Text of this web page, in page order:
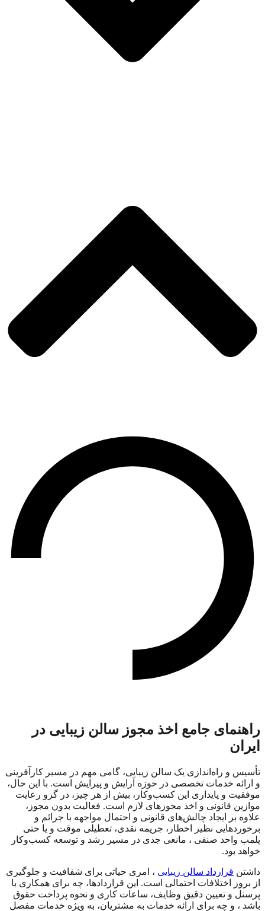
راهنمای جامع اخذ مجوز سالن زیبایی در
ایران
تأسیس و راه‌اندازی یک سالن زیبایی، گامی مهم در مسیر کارآفرینی
و ارائه خدمات تخصصی در حوزه آرایش و پیرایش است. با این حال،
موفقیت و پایداری این کسب‌وکار، بیش از هر چیز، در گرو رعایت
موازین قانونی و اخذ مجوزهای لازم است. فعالیت بدون مجوز،
علاوه بر ایجاد چالش‌های قانونی و احتمال مواجهه با جرائم و
برخوردهایی نظیر اخطار، جریمه نقدی، تعطیلی موقت و یا حتی
پلمب واحد صنفی ، مانعی جدی در مسیر رشد و توسعه کسب‌وکار
خواهد بود.
داشتن قرارداد سالن زیبایی ، امری حیاتی برای شفافیت و جلوگیری
از بروز اختلافات احتمالی است. این قراردادها، چه برای همکاری با
پرسنل و تعیین دقیق وظایف، ساعات کاری و نحوه پرداخت حقوق
باشد ، و چه برای ارائه خدمات به مشتریان، به ویژه خدمات مفصل